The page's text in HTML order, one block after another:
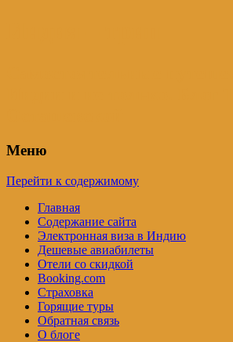
Меню
Перейти к содержимому
Главная
Содержание сайта
Электронная виза в Индию
Дешевые авиабилеты
Отели со скидкой
Booking.com
Страховка
Горящие туры
Обратная связь
О блоге